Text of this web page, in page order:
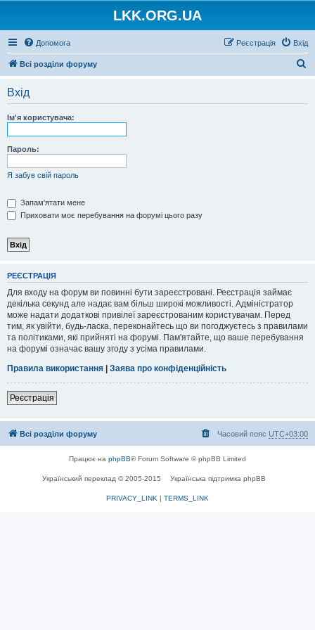
LKK.ORG.UA
Допомога Вхід
Реєстрація
Всі розділи форуму
Вхід
Ім'я користувача:
Пароль:
Я забув свій пароль
Запам'ятати мене
Приховати моє перебування на форумі цього разу
РЕЄСТРАЦІЯ
Для входу на форум ви повинні бути зареєстровані. Реєстрація займає
декілька секунд але надає вам більш широкі можливості. Адміністратор
може надати додаткові привілеї зареєстрованим користувачам. Перед
тим, як увійти, будь-ласка, переконайтесь що ви погоджуєтесь з правилами
та політиками, які прийняті на форумі. Пам'ятайте, що ваше перебування
на форумі означає вашу згоду з усіма правилами.
Правила використання | Заява про конфіденційність
Реєстрація
Всі розділи форуму Часовий пояс UTC+03:00
Працює на phpBB® Forum Software © phpBB Limited
Український переклад © 2005-2015 Українська підтримка phpBB
PRIVACY_LINK | TERMS_LINK